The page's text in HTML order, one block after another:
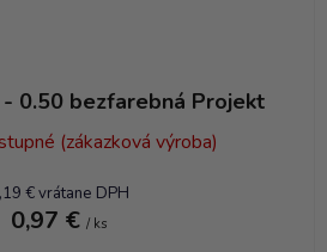
0.50 bezfarebná Projekt
(zákazková výroba)
€ vrátane DPH
0,97 € / ks